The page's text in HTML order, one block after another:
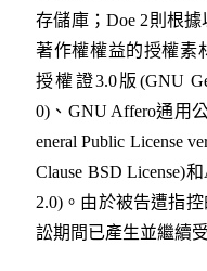
存儲庫；Doe 2則根
著作權權益的授權素
授權證3.0版(GNU
0)、GNU Affero通用
eneral Public License
Clause BSD License)
2.0)。由於被告遭指
訟期間已產生並繼續